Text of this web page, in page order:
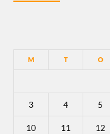
M T O
3 4 5
10 11 12